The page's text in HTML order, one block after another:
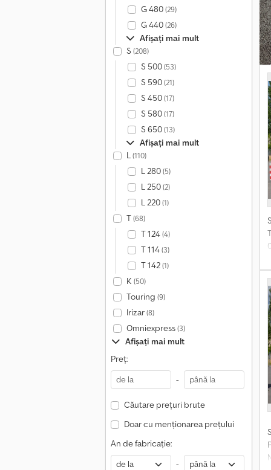
G 480(29)
G 440(26)
Afișați mai mult
S (208)
S 500(53)
S 590(21)
S 450(17)
S 580(17)
S 650(13)
Afișați mai mult
L(110)
L 280(5)
L 250(2)
L 220(1)
T(68)
T 124(4)
T 114(3)
T 142(1)
K (50)
Touring (9)
Irizar(8)
Omniexpress(3)
Afișați mai mult
Preț:
-
Căutare prețuri brute
Doar cu menționarea prețului
An de fabricație:
-